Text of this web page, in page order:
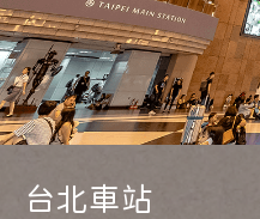
｜台北分館｜
wowhappy-taipei
台北車站